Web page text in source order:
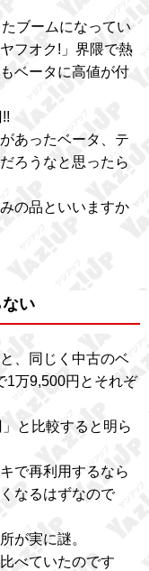
ブームになってい
フオク!」界隈で熱
ベータに高値が付
あったベータ、テ
ろうなと思ったら
の品といいますか
い
、同じく中古のベ
1万9,500円とそれぞ
と比較すると明ら
で再利用するなら
なるはずなので
が実に謎。
べていたのです